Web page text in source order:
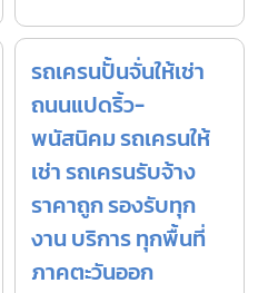
รถเครนปั้นจั่นให้เช่า
ถนนแปดริ้ว-
พนัสนิคม รถเครนให้
เช่า รถเครนรับจ้าง
ราคาถูก รองรับทุก
งาน บริการ ทุกพื้นที่
ภาคตะวันออก